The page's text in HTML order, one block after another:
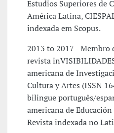
Estudios Superiores de
América Latina,
indexada em Scopus.
2013 to 2017 -
revista
americana de
Cultura y Artes (ISSN
bilingue português/
americana de
Revista indexada no